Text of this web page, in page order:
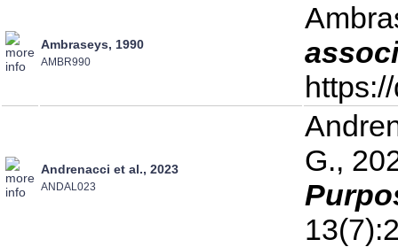
Ambraseys, 1990
AMBR990
Andrenacci et al., 2023
ANDAL023
G.,